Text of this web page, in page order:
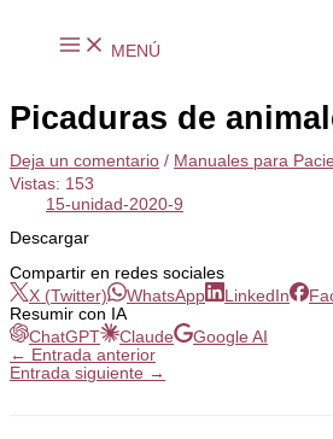
MENÚ
Picaduras de
Deja un comentario / Manuales para
Vistas: 153
15-unidad-2020-9
Descargar
Compartir en redes sociales
X (Twitter)
WhatsApp LinkedIn
Resumir con IA
ChatGPT
Claude
Google AI
← Entrada anterior
Entrada siguiente →